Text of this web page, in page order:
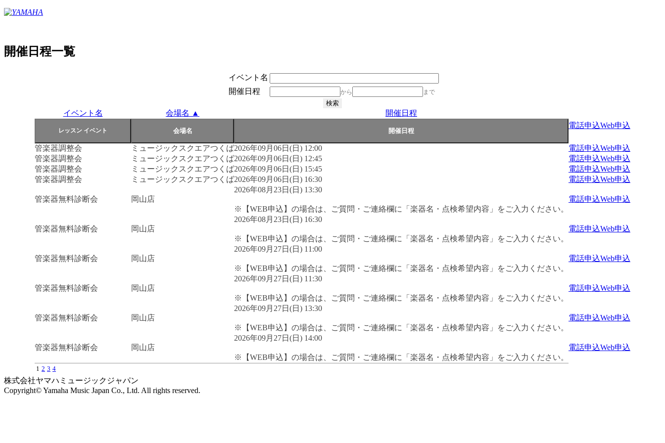
開催日程一覧
イベント名
開催日程
から まで
イベント名 会場名 ▲
開催日程
電話申込Web申込
管楽器調整会 ミュージックスクエアつくば2026年09月06日(日) 12:00 電話申込Web申込
管楽器調整会
ミュージックスクエアつくば2026年09月06日(日) 12:45 電話申込Web申込
管楽器調整会
ミュージックスクエアつくば2026年09月06日(日) 15:45 電話申込Web申込
管楽器調整会
ミュージックスクエアつくば2026年09月06日(日) 16:30 電話申込Web申込
管楽器無料診断会 岡山店
2026年08月23日(日) 13:30
※【WEB申込】の場合は、ご質問・ご連絡欄に「楽器名・点検希望内容」をご入力ください。
電話申込Web申込
管楽器無料診断会 岡山店
2026年08月23日(日) 16:30
※【WEB申込】の場合は、ご質問・ご連絡欄に「楽器名・点検希望内容」をご入力ください。
電話申込Web申込
管楽器無料診断会 岡山店
2026年09月27日(日) 11:00
※【WEB申込】の場合は、ご質問・ご連絡欄に「楽器名・点検希望内容」をご入力ください。
電話申込Web申込
管楽器無料診断会 岡山店
2026年09月27日(日) 11:30
※【WEB申込】の場合は、ご質問・ご連絡欄に「楽器名・点検希望内容」をご入力ください。
電話申込Web申込
管楽器無料診断会 岡山店
2026年09月27日(日) 13:30
※【WEB申込】の場合は、ご質問・ご連絡欄に「楽器名・点検希望内容」をご入力ください。
電話申込Web申込
管楽器無料診断会 岡山店
2026年09月27日(日) 14:00
※【WEB申込】の場合は、ご質問・ご連絡欄に「楽器名・点検希望内容」をご入力ください。
電話申込Web申込
1 2 3 4
株式会社ヤマハミュージックジャパン
Copyright© Yamaha Music Japan Co., Ltd. All rights reserved.